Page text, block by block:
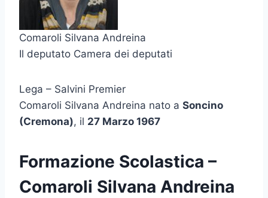
Comaroli Silvana Andreina
Il deputato Camera dei deputati
Lega – Salvini Premier
Comaroli Silvana Andreina nato a Soncino
(Cremona), il 27 Marzo 1967
Formazione Scolastica –
Comaroli Silvana Andreina